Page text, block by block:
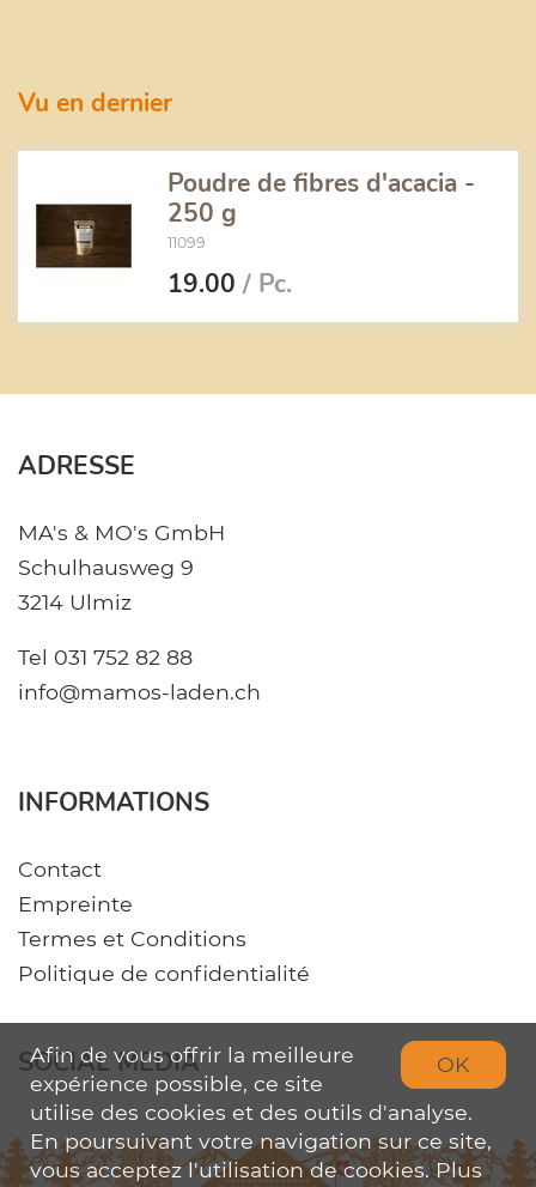
Vu en dernier
Poudre de fibres d'acacia -
250 g
11099
19.00 / Pc.
ADRESSE
MA's & MO's GmbH
Schulhausweg 9
3214 Ulmiz
Tel 031 752 82 88
info@mamos-laden.ch
INFORMATIONS
Contact
Empreinte
Termes et Conditions
Politique de confidentialité
SOCIAL MEDIA OK
Afin de vous offrir la meilleure
expérience possible, ce site
utilise des cookies et des outils d'analyse.
En poursuivant votre navigation sur ce site,
vous acceptez l'utilisation de cookies. Plus